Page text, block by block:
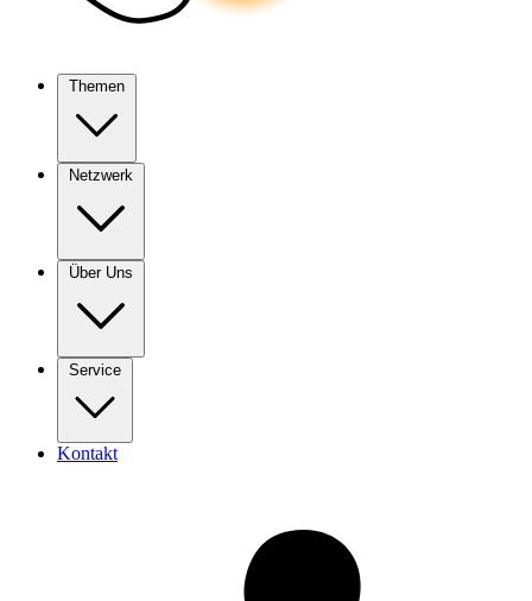
Themen
Netzwerk
Über Uns
Service
Kontakt